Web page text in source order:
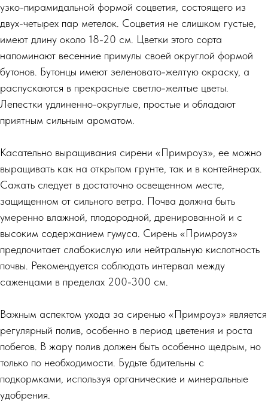
узко-пирамидальной формой соцветия, состоящего из
двух-четырех пар метелок. Соцветия не слишком густые,
имеют длину около 18-20 см. Цветки этого сорта
напоминают весенние примулы своей округлой формой
бутонов. Бутонцы имеют зеленовато-желтую окраску, а
распускаются в прекрасные светло-желтые цветы.
Лепестки удлиненно-округлые, простые и обладают
приятным сильным ароматом.
Касательно выращивания сирени «Примроуз», ее можно
выращивать как на открытом грунте, так и в контейнерах.
Сажать следует в достаточно освещенном месте,
защищенном от сильного ветра. Почва должна быть
умеренно влажной, плодородной, дренированной и с
высоким содержанием гумуса. Сирень «Примроуз»
предпочитает слабокислую или нейтральную кислотность
почвы. Рекомендуется соблюдать интервал между
саженцами в пределах 200-300 см.
Важным аспектом ухода за сиренью «Примроуз» является
регулярный полив, особенно в период цветения и роста
побегов. В жару полив должен быть особенно щедрым, но
только по необходимости. Будьте бдительны с
подкормками, используя органические и минеральные
удобрения.